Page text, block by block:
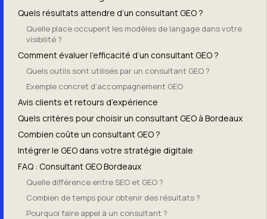
Quels résultats attendre d’un consultant GEO ?
Quelle place occupent les modèles de langage dans votre
visibilité ?
Comment évaluer l’efficacité d’un consultant GEO ?
Quels outils sont utilisés par un consultant GEO ?
Exemple concret d’accompagnement GEO
Avis clients et retours d’expérience
Quels critères pour choisir un consultant GEO à Bordeaux
Combien coûte un consultant GEO ?
Intégrer le GEO dans votre stratégie digitale
FAQ : Consultant GEO Bordeaux
Quelle différence entre SEO et GEO ?
Combien de temps pour obtenir des résultats ?
Pourquoi faire appel à un consultant ?